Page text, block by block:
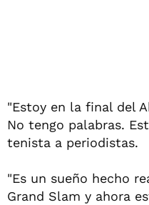
"Estoy en la final del
No tengo palabras.
tenista a periodistas.
"Es un sueño hecho
Grand Slam y ahora